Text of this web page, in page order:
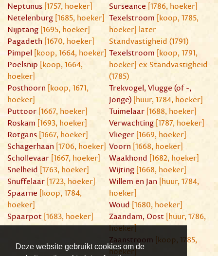
Deze website gebruikt cookies om de
Neptunus [1757, hoeker]
Netelenburg [1685, hoeker]
Nijptang [1695, hoeker]
Pagadeth [1670, hoeker]
Pimpel [koop, 1664, hoeker]
Poelsnip [koop, 1664,
hoeker]
Posthoorn [koop, 1671,
hoeker]
Puttoor [1667, hoeker]
Roskam [1693, hoeker]
Rotgans [1667, hoeker]
Schagerhaan [1706, hoeker]
Schollevaar [1667, hoeker]
Snelheid [1763, hoeker]
Snuffelaar [1723, hoeker]
Spaarne [koop, 1784,
hoeker]
Spaarpot [1683, hoeker]
Surseance [1786, hoeker]
Texelstroom [koop, 1785,
hoeker] later
Standvastigheid (1791)
Texelstroom [koop, 1791,
hoeker] ex Standvastigheid
(1785)
Trekvogel, Vlugge (of -,
Jonge) [huur, 1784, hoeker]
Tuimelaar [1688, hoeker]
Verwachting [1787, hoeker]
Vlieger [1669, hoeker]
Voorn [1668, hoeker]
Waakhond [1682, hoeker]
Wijting [1668, hoeker]
Willem en Jan [huur, 1784,
hoeker]
Woud [1680, hoeker]
Zaandam, Oost [huur, 1786,
hoeker]
Zaanstroom [koop, 1785,
hoeker]